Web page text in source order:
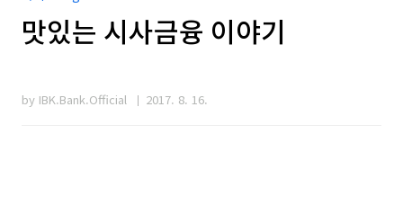
맛있는 시사금융 이야기
by IBK.Bank.Official 2017. 8. 16.